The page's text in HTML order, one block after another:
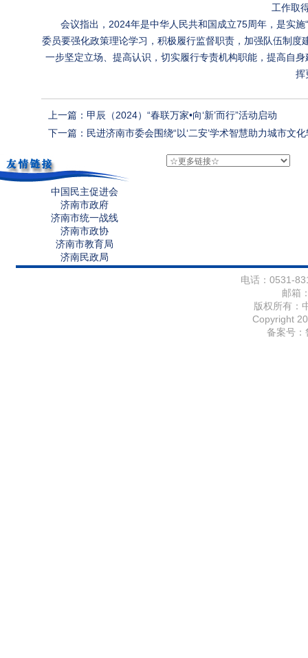
工作取
会议指出，2024年是中华人民共和国成立75周年，是实
委员要强化政策理论学习，积极履行监督职责，加强队伍制
一步坚定立场、提高认识，切实履行专责机构职能，提高自
挥
上一篇：甲辰（2024）“春联万家•向‘新’而行”活动启动
下一篇：民进济南市委会围绕“以‘二安’学术智慧助力城市文
中国民主促进会
济南市政府
济南市统一战线
济南市政协
济南市教育局
济南民政局
电话：0531-
邮箱
版权所有：
Copyright
备案号